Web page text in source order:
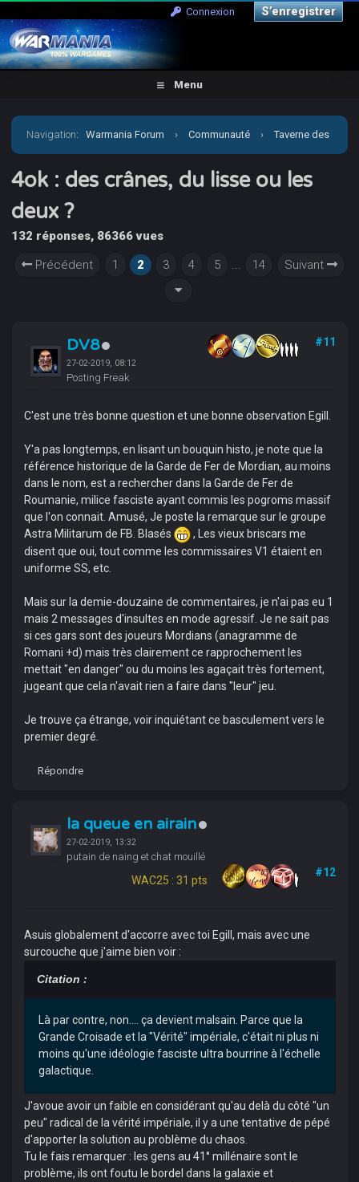
Connexion S’enregistrer
Menu
Navigation:Warmania Forum › Communauté › Taverne des
joueurs › 4ok : des crânes, du lisse ou les deux ?
4ok : des crânes, du lisse ou les
deux ?
132 réponses, 86366 vues
Précédent
1 2 3 4 5 ... 14 Suivant
DV8
27-02-2019, 08:12
Posting Freak
#11
C'est une très bonne question et une bonne observation Egill.
Y'a pas longtemps, en lisant un bouquin histo, je note que la
référence historique de la Garde de Fer de Mordian, au moins
dans le nom, est a rechercher dans la Garde de Fer de
Roumanie, milice fasciste ayant commis les pogroms massif
que l'on connait. Amusé, Je poste la remarque sur le groupe
Astra Militarum de FB. Blasés
, Les vieux briscars me
disent que oui, tout comme les commissaires V1 étaient en
uniforme SS, etc.
Mais sur la demie-douzaine de commentaires, je n'ai pas eu 1
mais 2 messages d'insultes en mode agressif. Je ne sait pas
si ces gars sont des joueurs Mordians (anagramme de
Romani +d) mais très clairement ce rapprochement les
mettait "en danger" ou du moins les agaçait très fortement,
jugeant que cela n'avait rien a faire dans "leur" jeu.
Je trouve ça étrange, voir inquiétant ce basculement vers le
premier degré.
Répondre
la queue en airain
27-02-2019, 13:32
putain de naing et chat mouillé
WAC25 : 31 pts
#12
Asuis globalement d'accorre avec toi Egill, mais avec une
surcouche que j'aime bien voir :
Citation :
Là par contre, non.... ça devient malsain. Parce que la
Grande Croisade et la "Vérité" impériale, c'était ni plus ni
moins qu'une idéologie fasciste ultra bourrine à l'échelle
galactique.
J'avoue avoir un faible en considérant qu'au delà du côté "un
peu" radical de la vérité impériale, il y a une tentative de pépé
d'apporter la solution au problème du chaos.
Tu le fais remarquer : les gens au 41° millénaire sont le
problème, ils ont foutu le bordel dans la galaxie et